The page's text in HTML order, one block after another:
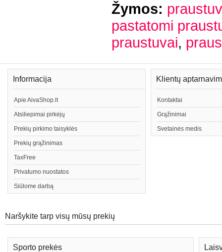
Žymos:
pastatomi
praustuvai,
Informacija
Apie AivaShop.lt
Atsiliepimai pirkėjų
Prekių pirkimo taisyklės
Prekių grąžinimas
TaxFree
Privatumo nuostatos
Siūlome darbą
Klientų
Kontaktai
Grąžinimai
Svetainės medis
Naršykite tarp visų mūsų prekių
Sporto prekės